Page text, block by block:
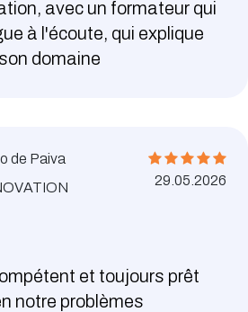
avec un formateur qui
à l'écoute, qui explique
domaine
de Paiva
29.05.2026
et toujours prêt
notre problèmes